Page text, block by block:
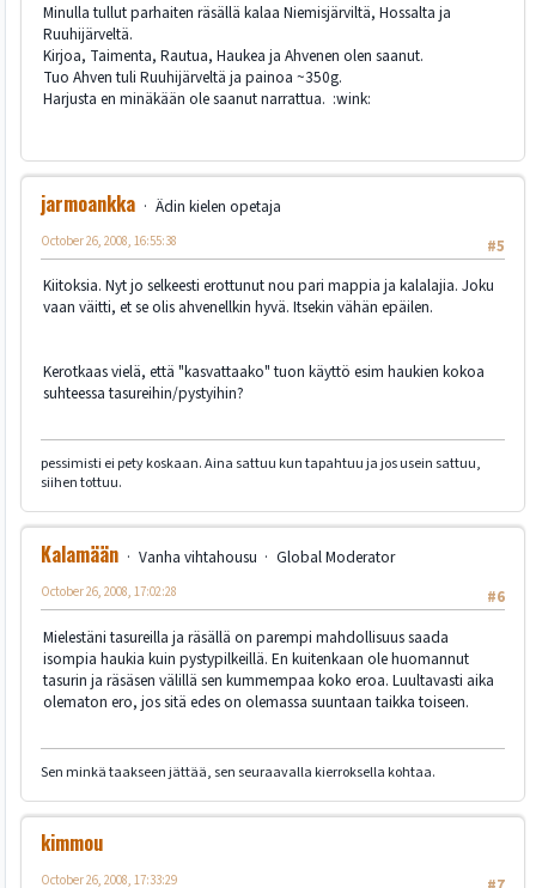
Minulla tullut parhaiten räsällä kalaa Niemisjärviltä, Hossalta ja
Ruuhijärveltä.
Kirjoa, Taimenta, Rautua, Haukea ja Ahvenen olen saanut.
Tuo Ahven tuli Ruuhijärveltä ja painoa ~350g.
Harjusta en minäkään ole saanut narrattua. :wink:
jarmoankka
Ädin kielen opetaja
#5
October 26, 2008, 16:55:38
Kiitoksia. Nyt jo selkeesti erottunut nou pari mappia ja kalalajia. Joku
vaan väitti, et se olis ahvenellkin hyvä. Itsekin vähän epäilen.
Kerotkaas vielä, että "kasvattaako" tuon käyttö esim haukien kokoa
suhteessa tasureihin/pystyihin?
pessimisti ei pety koskaan. Aina sattuu kun tapahtuu ja jos usein sattuu,
siihen tottuu.
Kalamään Vanha vihtahousu
Global Moderator
#6
October 26, 2008, 17:02:28
Mielestäni tasureilla ja räsällä on parempi mahdollisuus saada
isompia haukia kuin pystypilkeillä. En kuitenkaan ole huomannut
tasurin ja räsäsen välillä sen kummempaa koko eroa. Luultavasti aika
olematon ero, jos sitä edes on olemassa suuntaan taikka toiseen.
Sen minkä taakseen jättää, sen seuraavalla kierroksella kohtaa.
kimmou
October 26, 2008, 17:33:29